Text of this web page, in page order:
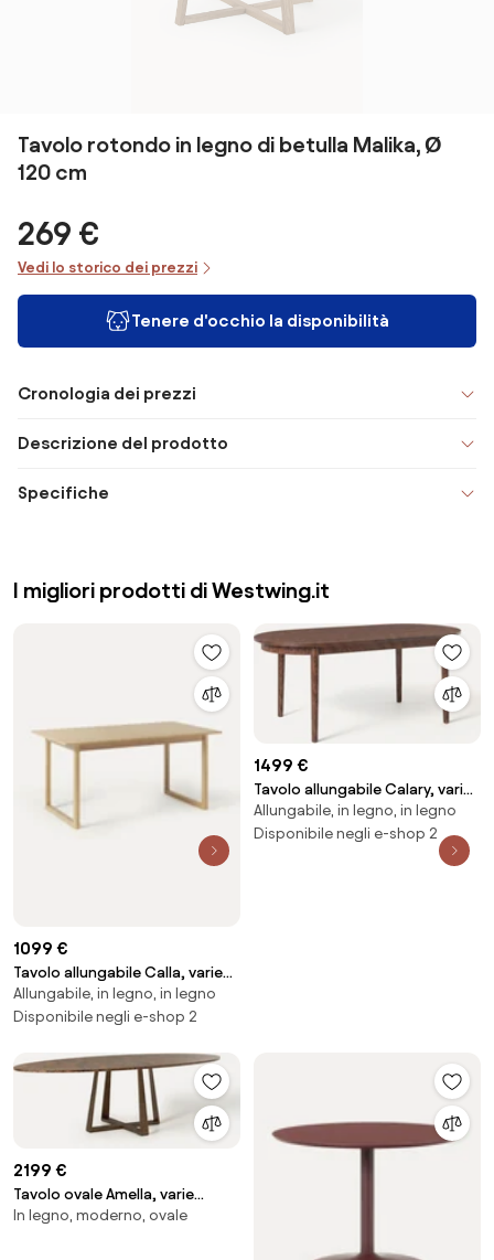
Tavolo rotondo in legno di betulla Malika, Ø
120 cm
269 €
Vedi lo storico dei prezzi
Tenere d'occhio la disponibilità
Cronologia dei prezzi
Descrizione del prodotto
Specifiche
I migliori prodotti di Westwing.it
1099 €
Tavolo allungabile Calla, varie
misure
Allungabile, in legno, in legno
Disponibile negli e-shop 2
1499 €
Tavolo allungabile Calary, varie
misure
Allungabile, in legno, in legno
Disponibile negli e-shop 2
2199 €
Tavolo ovale Amella, varie
misure
In legno, moderno, ovale